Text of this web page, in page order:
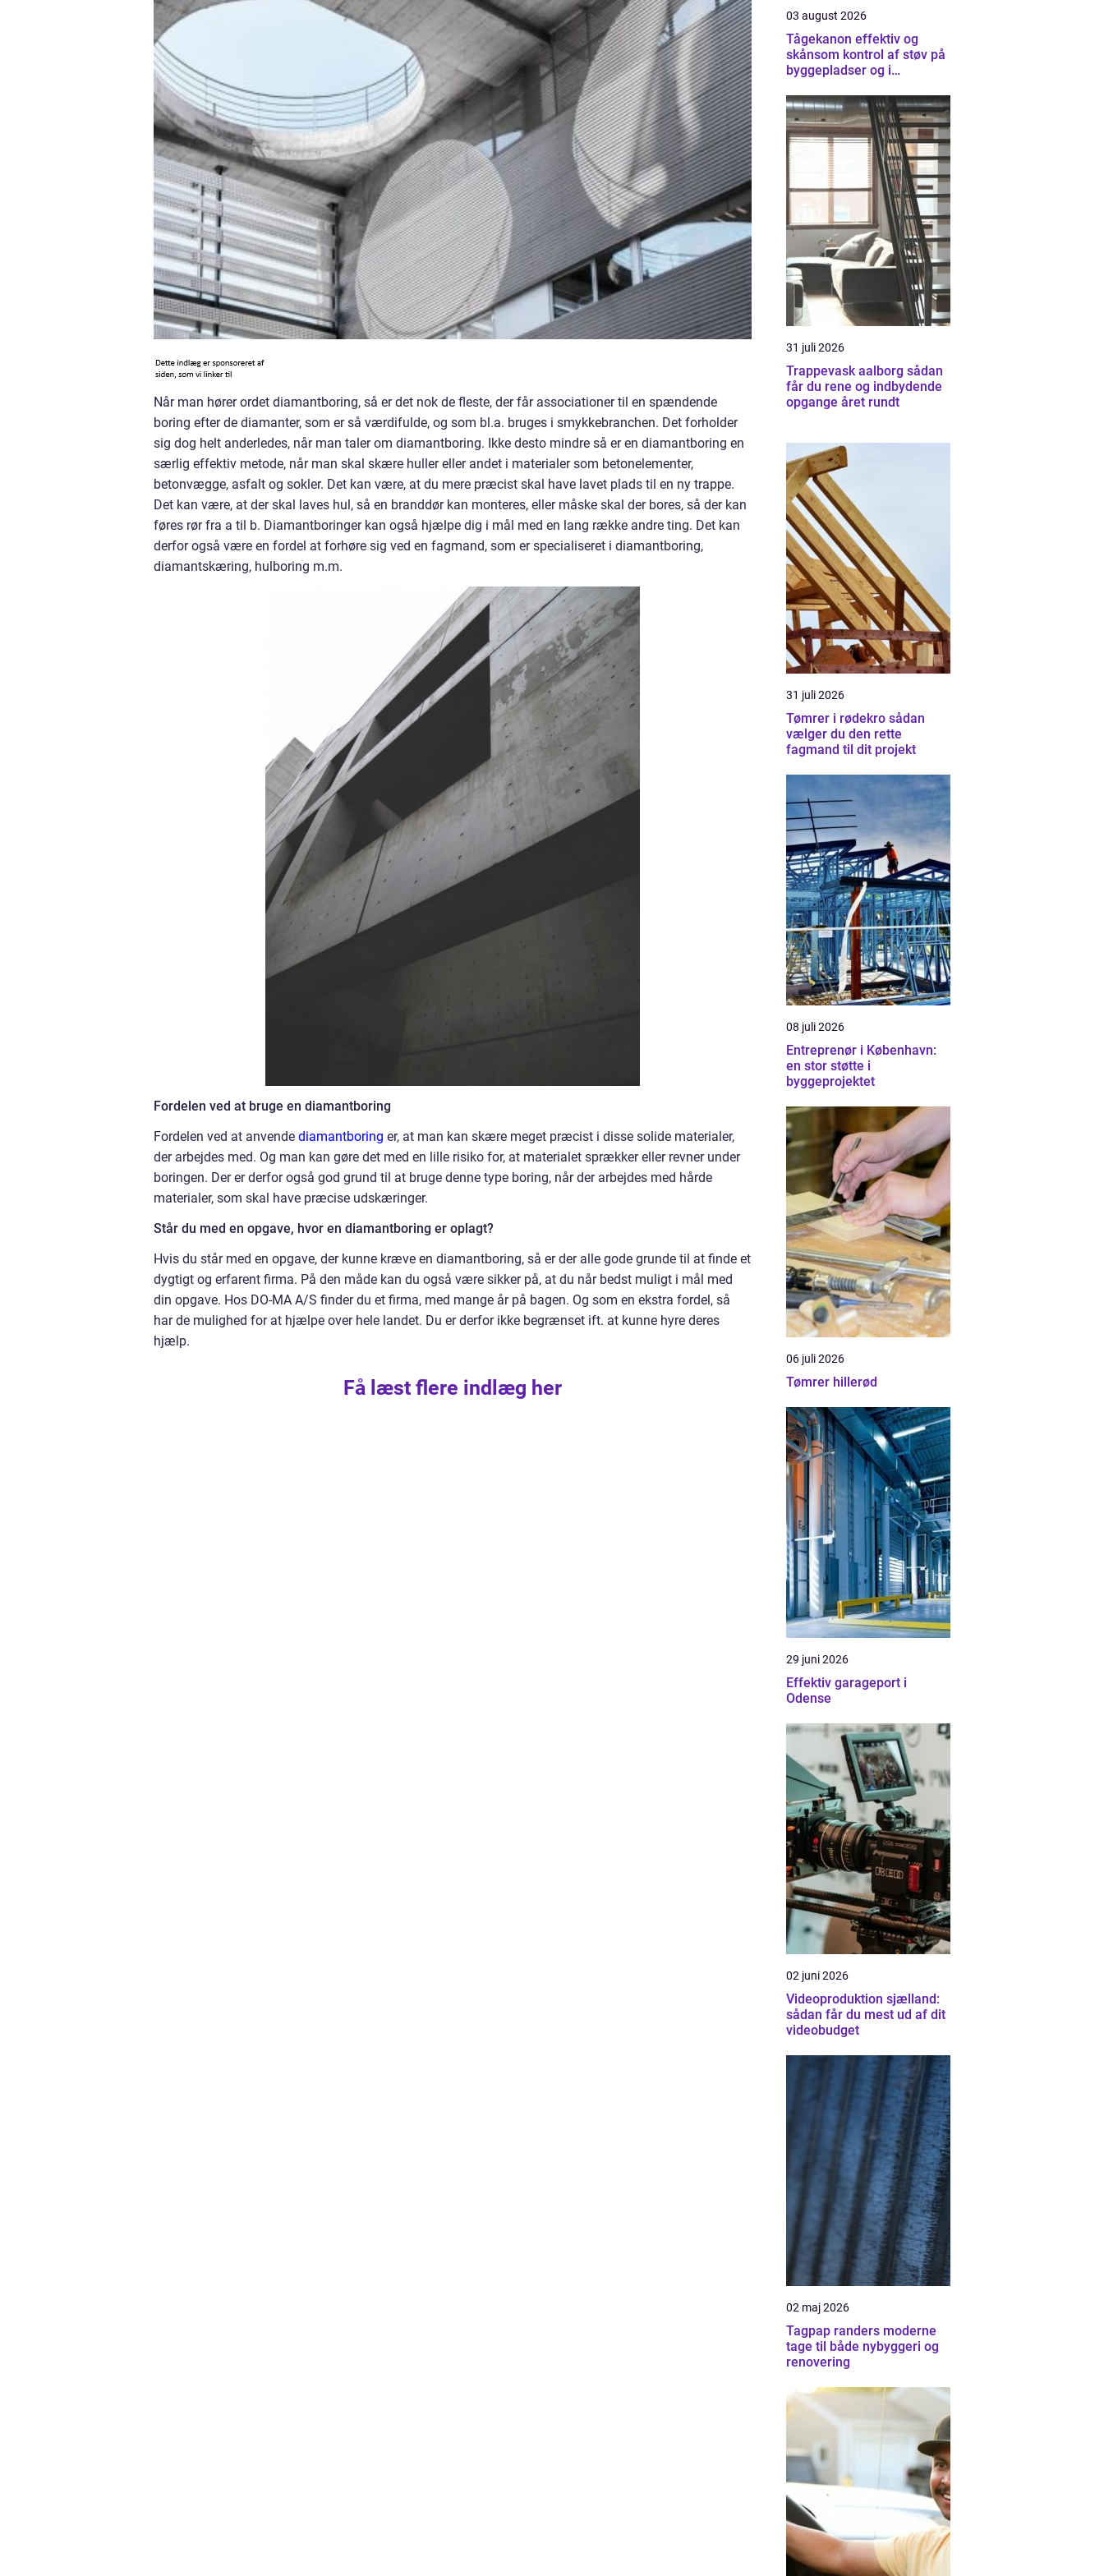
Når man hører ordet diamantboring, så er det nok de fleste, der får associationer til en spændende
boring efter de diamanter, som er så værdifulde, og som bl.a. bruges i smykkebranchen. Det forholder
sig dog helt anderledes, når man taler om diamantboring. Ikke desto mindre så er en diamantboring en
særlig effektiv metode, når man skal skære huller eller andet i materialer som betonelementer,
betonvægge, asfalt og sokler. Det kan være, at du mere præcist skal have lavet plads til en ny trappe.
Det kan være, at der skal laves hul, så en branddør kan monteres, eller måske skal der bores, så der kan
føres rør fra a til b. Diamantboringer kan også hjælpe dig i mål med en lang række andre ting. Det kan
derfor også være en fordel at forhøre sig ved en fagmand, som er specialiseret i diamantboring,
diamantskæring, hulboring m.m.
Fordelen ved at bruge en diamantboring
Fordelen ved at anvende diamantboring er, at man kan skære meget præcist i disse solide materialer,
der arbejdes med. Og man kan gøre det med en lille risiko for, at materialet sprækker eller revner under
boringen. Der er derfor også god grund til at bruge denne type boring, når der arbejdes med hårde
materialer, som skal have præcise udskæringer.
Står du med en opgave, hvor en diamantboring er oplagt?
Hvis du står med en opgave, der kunne kræve en diamantboring, så er der alle gode grunde til at finde et
dygtigt og erfarent firma. På den måde kan du også være sikker på, at du når bedst muligt i mål med
din opgave. Hos DO-MA A/S finder du et firma, med mange år på bagen. Og som en ekstra fordel, så
har de mulighed for at hjælpe over hele landet. Du er derfor ikke begrænset ift. at kunne hyre deres
hjælp.
Få læst flere indlæg her
03 august 2026
Tågekanon effektiv og
skånsom kontrol af støv på
byggepladser og i
31 juli 2026
Trappevask aalborg sådan
får du rene og indbydende
opgange året rundt
31 juli 2026
Tømrer i rødekro sådan
vælger du den rette
fagmand til dit projekt
08 juli 2026
Entreprenør i København:
en stor støtte i
byggeprojektet
06 juli 2026
Tømrer hillerød
29 juni 2026
Effektiv garageport i
Odense
02 juni 2026
Videoproduktion sjælland:
sådan får du mest ud af dit
videobudget
02 maj 2026
Tagpap randers moderne
tage til både nybyggeri og
renovering